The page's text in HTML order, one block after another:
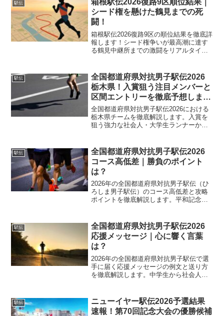
駅伝
箱根駅伝2026復路9区順位結果｜
シード権を懸けた鶴見までの死
闘！
箱根駅伝2026復路9区の順位結果を徹底詳
報します！シード権争いが最高潮に達す
る鶴見中継所までの激闘をリアルタイム
繰り上げスタートのドラマや最終10区へ
繋ぐタスキの重みなど、駅伝ファン必見
の情報を独自の視点で分析してお届けし
ます。
駅伝
全国都道府県対抗男子駅伝2026
栃木県！入賞狙う注目メンバーと
区間エントリーを徹底予想しま
す？
全国都道府県対抗男子駅伝2026における
栃木県チームを徹底解説します。入賞を
狙う強力な社会人・大学生ランナーか
略ポイントや過去の成績、放送予定ま
で、栃木県代表を応援するための情報を
網羅した完全ガイドです。
駅伝
全国都道府県対抗男子駅伝2026
コース高低差｜勝負のポイント
は？
2026年の全国都道府県対抗男子駅伝（ひ
ろしま男子駅伝）のコース高低差と攻略
ポイントを徹底解説します。平和記念公
体を分析。選手と観戦者双方に役立つ情
報を網羅しました。
駅伝
全国都道府県対抗男子駅伝2026
応援メッセージ｜心に響く言葉
は？
2026年の全国都道府県対抗男子駅伝で選
手に届く応援メッセージの例文と送り方
を徹底解説します。中学生から社会人ま
故郷の誇りを胸に走るランナーへ、あな
たの熱いエールを届けましょう。
駅伝
ニューイヤー駅伝2026予選結果
速報！第70回記念大会の優勝候補